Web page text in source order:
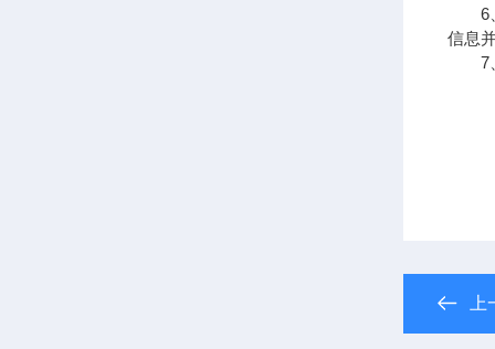
6、
信息
7、